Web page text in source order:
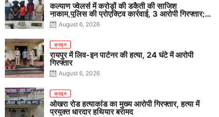
कल्याण ज्वेलर्स में करोड़ों की डकैती की साजिश
नाकाम,पुलिस की प्रोएक्टिव कार्रवाई, 3 आरोपी गिरफ्तार;
पिस्टल, कारतूस, चाकू और मोबाइल बरामद
August 6, 2026
क्राइम
रायपुर में लिव-इन पार्टनर की हत्या, 24 घंटे में आरोपी
गिरफ्तार
August 6, 2026
क्राइम
ओखरा रोड हत्याकांड का मुख्य आरोपी गिरफ्तार, हत्या में
प्रयुक्त धारदार हथियार बरामद